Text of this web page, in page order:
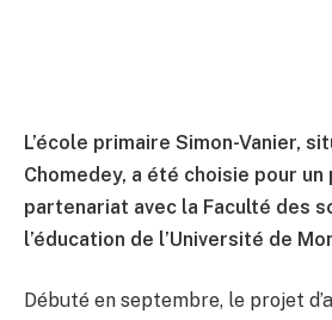
L’école primaire Simon-Vanier,
Chomedey, a été choisie pour
partenariat avec la Faculté des
l’éducation de l’Université de
Débuté en septembre, le projet